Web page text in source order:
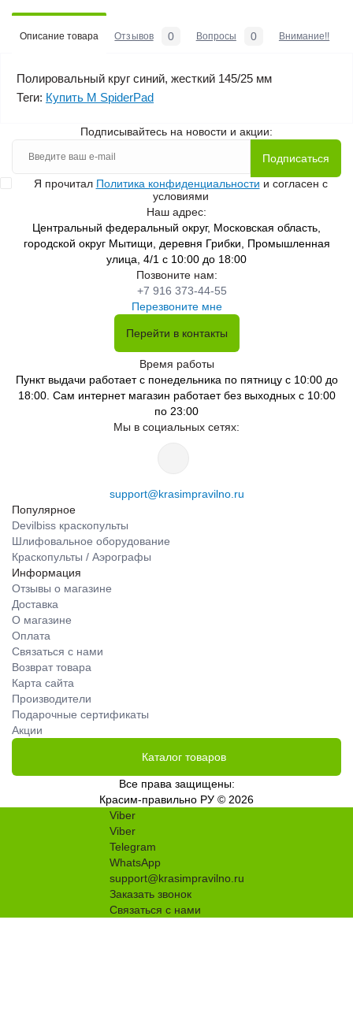
Описание товара Отзывов 0 Вопросы 0 Внимание!!
Полировальный круг синий, жесткий 145/25 мм
Теги: Купить M SpiderPad
Подписывайтесь на новости и акции:
Подписаться
Я прочитал Политика конфиденциальности и согласен с
условиями
Наш адрес:
Центральный федеральный округ, Московская область,
городской округ Мытищи, деревня Грибки, Промышленная
улица, 4/1 с 10:00 до 18:00
Позвоните нам:
+7 916 373-44-55
Перезвоните мне
Перейти в контакты
Время работы
Пункт выдачи работает с понедельника по пятницу с 10:00 до
18:00. Сам интернет магазин работает без выходных с 10:00
по 23:00
Мы в социальных сетях:
support@krasimpravilno.ru
Популярное
Devilbiss краскопульты
Шлифовальное оборудование
Краскопульты / Аэрографы
Информация
Отзывы о магазине
Доставка
О магазине
Оплата
Связаться с нами
Возврат товара
Карта сайта
Производители
Подарочные сертификаты
Акции
Каталог товаров
Все права защищены:
Красим-правильно РУ © 2026
Viber
Viber
Telegram
WhatsApp
support@krasimpravilno.ru
Заказать звонок
Связаться с нами